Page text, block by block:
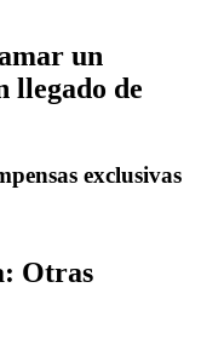
de copy trading
un
llegado de
exclusivas
Otras